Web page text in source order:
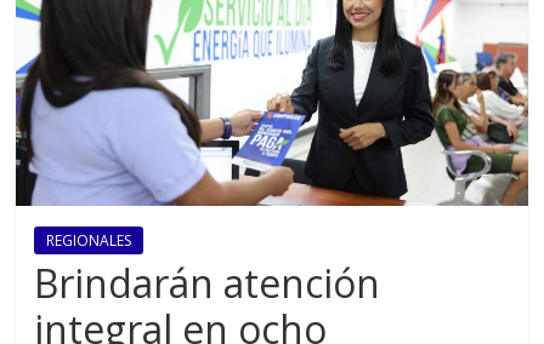
REGIONALES
Brindarán atención
integral en ocho